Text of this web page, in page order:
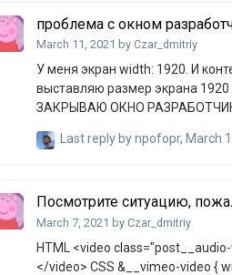
проблема с окном
March 11, 2021 by Czar_dmitriy
У меня экран width: 1920. И контент влазит отлично. Но как только я запускаю окно разаботчика и
выставляю размер экрана 1920
ЗАКРЫВАЮ ОКНО
Last reply bynpofopr, March
Посмотрите ситуацию,
March 7, 2021 by Czar_dmitriy
HTML <video class="post__audio-video" src="video/video.mp4" poster="img/video-poster.png" controls>
</video> CSS &__vimeo-video { width: 570px; height: 324px; Фотография "poster" меньше за видео.